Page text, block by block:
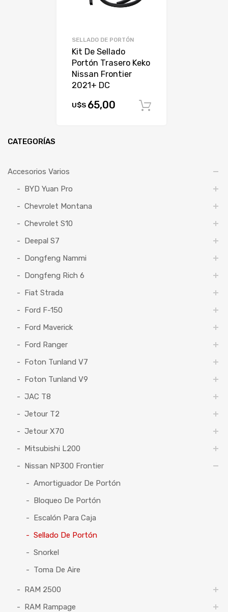
SELLADO DE PORTÓN
Kit De Sellado
Portón Trasero Keko
Nissan Frontier
2021+ DC
U$S 65,00
CATEGORÍAS
Accesorios Varios
BYD Yuan Pro
Chevrolet Montana
Chevrolet S10
Deepal S7
Dongfeng Nammi
Dongfeng Rich 6
Fiat Strada
Ford F-150
Ford Maverick
Ford Ranger
Foton Tunland V7
Foton Tunland V9
JAC T8
Jetour T2
Jetour X70
Mitsubishi L200
Nissan NP300 Frontier
Amortiguador De Portón
Bloqueo De Portón
Escalón Para Caja
Sellado De Portón
Snorkel
Toma De Aire
RAM 2500
RAM Rampage